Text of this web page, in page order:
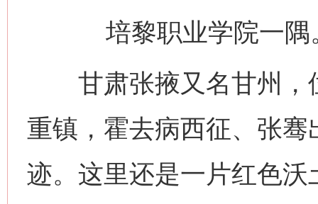
培黎职业学院一
甘肃张掖又名甘州，
重镇，霍去病西征、张
迹。这里还是一片红色